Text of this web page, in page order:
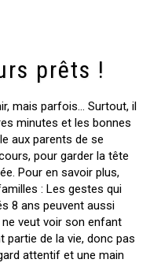
prêts !
mais parfois… Surtout, il
minutes et les bonnes
aux parents de se
pour garder la tête
Pour en savoir plus,
: Les gestes qui
8 ans peuvent aussi
veut voir son enfant
de la vie, donc pas
attentif et une main